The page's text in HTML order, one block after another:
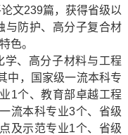
文239篇，获得省级以
与防护、高分子复合材
色。
学、高分子材料与工程
中，国家级一流本科专
1个、教育部卓越工程
流本科专业3个、省级
及示范专业1个、省级